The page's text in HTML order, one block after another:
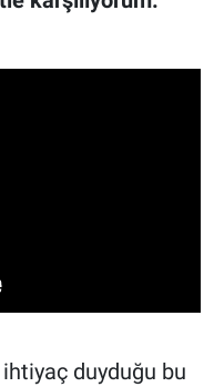
duyduğu bu